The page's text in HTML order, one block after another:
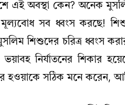
এই অবস্থা কেন? অনেক
মূল্যবোধ সব ধ্বংস করছে!
শিশুদের চরিত্র ধ্বংস
নির্যাতনের শিকার
হওয়াকে সঠিক মনে করেন,